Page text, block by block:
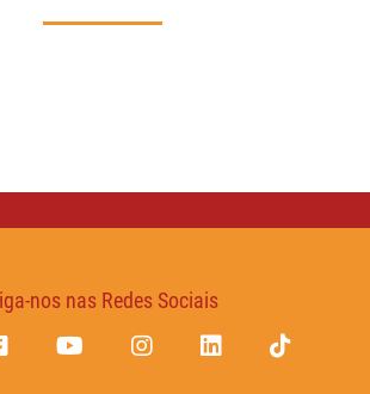
nos nas Redes Sociais